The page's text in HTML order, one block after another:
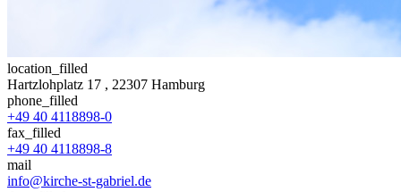
location_filled
Hartzlohplatz 17 , 22307 Hamburg
phone_filled
+49 40 4118898-0
fax_filled
+49 40 4118898-8
mail
info@kirche-st-gabriel.de